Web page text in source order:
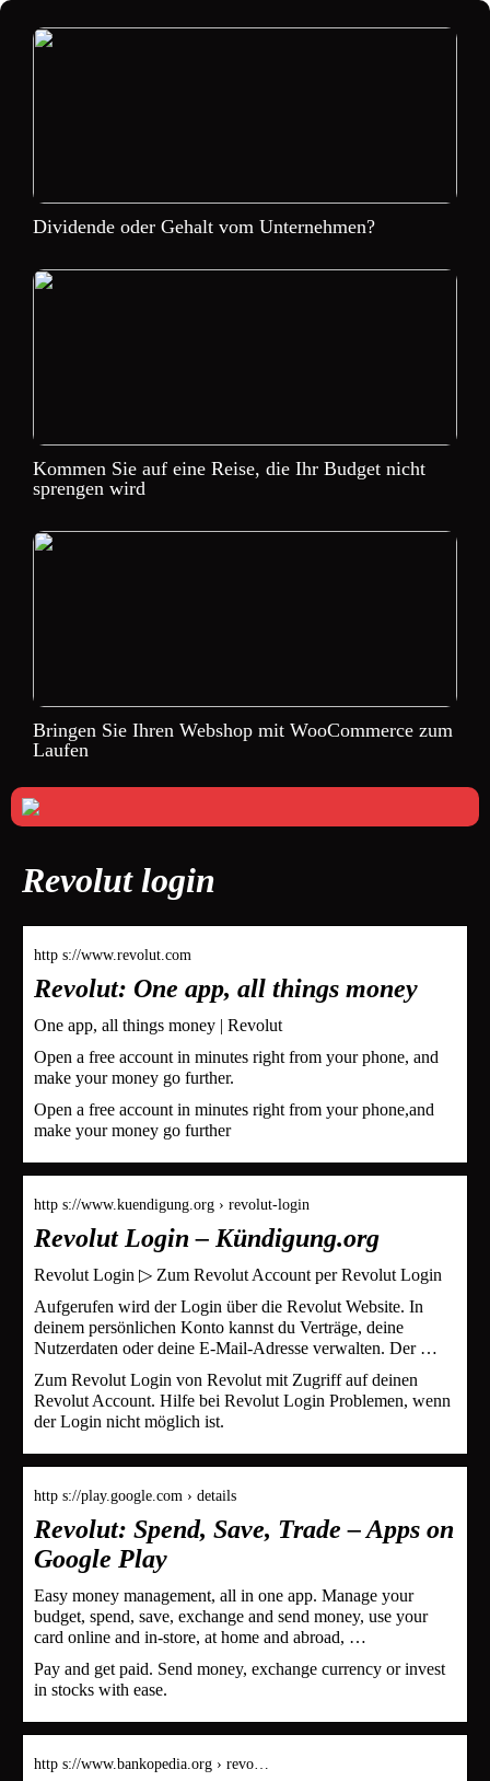
Dividende oder Gehalt vom Unternehmen?
Kommen Sie auf eine Reise, die Ihr Budget nicht
sprengen wird
Bringen Sie Ihren Webshop mit WooCommerce zum
Laufen
Revolut login
http s://www.revolut.com
Revolut: One app, all things money
One app, all things money | Revolut
Open a free account in minutes right from your phone, and
make your money go further.
Open a free account in minutes right from your phone,and
make your money go further
http s://www.kuendigung.org › revolut-login
Revolut Login – Kündigung.org
Revolut Login ▷ Zum Revolut Account per Revolut Login
Aufgerufen wird der Login über die Revolut Website. In
deinem persönlichen Konto kannst du Verträge, deine
Nutzerdaten oder deine E-Mail-Adresse verwalten. Der …
Zum Revolut Login von Revolut mit Zugriff auf deinen
Revolut Account. Hilfe bei Revolut Login Problemen, wenn
der Login nicht möglich ist.
http s://play.google.com › details
Revolut: Spend, Save, Trade – Apps on
Google Play
Easy money management, all in one app. Manage your
budget, spend, save, exchange and send money, use your
card online and in-store, at home and abroad, …
Pay and get paid. Send money, exchange currency or invest
in stocks with ease.
http s://www.bankopedia.org › revo…